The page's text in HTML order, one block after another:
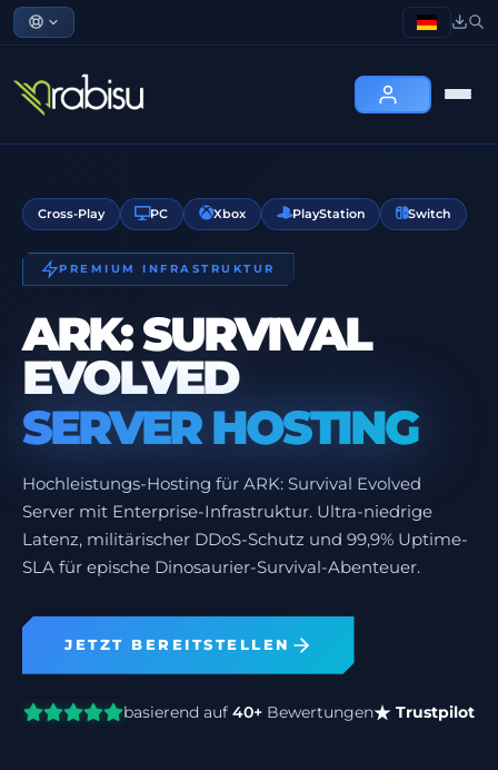
Cross-Play PC Xbox PlayStation Switch
PREMIUM INFRASTRUKTUR
ARK: SURVIVAL
EVOLVED
SERVER HOSTING
Hochleistungs-Hosting für ARK: Survival Evolved
Server mit Enterprise-Infrastruktur. Ultra-niedrige
Latenz, militärischer DDoS-Schutz und 99,9% Uptime-
SLA für epische Dinosaurier-Survival-Abenteuer.
JETZT BEREITSTELLEN
basierend auf 40+ Bewertungen Trustpilot